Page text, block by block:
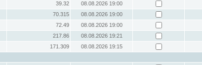
39.32
08.08.2026 19:00
70.315
08.08.2026 19:00
72.49
08.08.2026 19:00
217.86
08.08.2026 19:21
171.309
08.08.2026 19:15